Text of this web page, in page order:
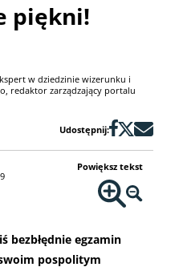
piękni!
w dziedzinie wizerunku i
redaktor zarządzający portalu
Udostępnij:
Powiększ tekst
bezbłędnie egzamin
pospolitym